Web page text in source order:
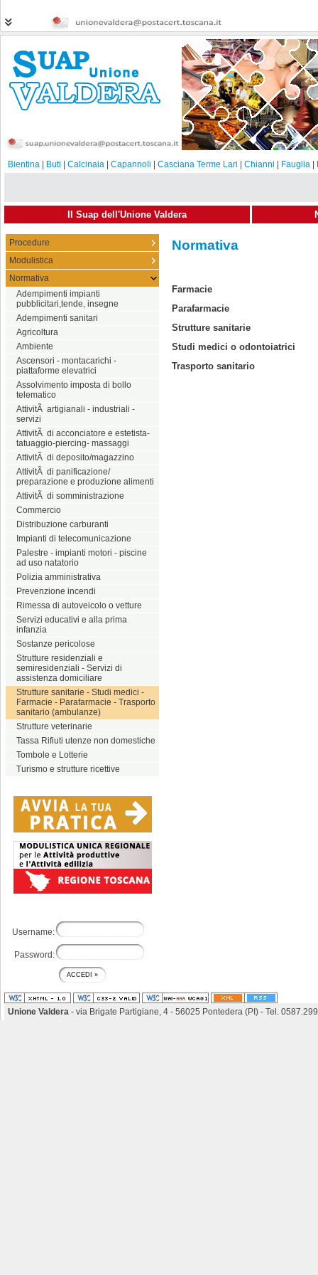
Bientina Buti Calcinaia Capannoli Casciana Terme Lari Chianni Fauglia
Il Suap dell'Unione Valdera
Procedure
Modulistica
Normativa
Adempimenti impianti
pubblicitari,tende, insegne
Adempimenti sanitari
Agricoltura
Ambiente
Ascensori - montacarichi -
piattaforme elevatrici
Assolvimento imposta di bollo
telematico
AttivitÃ artigianali - industriali -
servizi
AttivitÃ di acconciatore e estetista-
tatuaggio-piercing- massaggi
AttivitÃ di deposito/magazzino
AttivitÃ di panificazione/
preparazione e produzione alimenti
AttivitÃ di somministrazione
Commercio
Distribuzione carburanti
Impianti di telecomunicazione
Palestre - impianti motori - piscine
ad uso natatorio
Polizia amministrativa
Prevenzione incendi
Rimessa di autoveicolo o vetture
Servizi educativi e alla prima
infanzia
Sostanze pericolose
Strutture residenziali e
semiresidenziali - Servizi di
assistenza domiciliare
Strutture sanitarie - Studi medici -
Farmacie - Parafarmacie - Trasporto
sanitario (ambulanze)
Strutture veterinarie
Tassa Rifiuti utenze non domestiche
Tombole e Lotterie
Turismo e strutture ricettive
Username:
Password:
Normativa
Farmacie
Parafarmacie
Strutture sanitarie
Studi medici o odontoiatrici
Trasporto sanitario
Unione Valdera - via Brigate Partigiane, 4 - 56025 Pontedera (PI) - Tel.